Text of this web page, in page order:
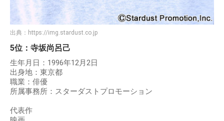
出典： https://img.stardust.co.jp
5位：寺坂尚呂己
生年月日：1996年12月2日
出身地：東京都
職業：俳優
所属事務所：スターダストプロモーション
代表作